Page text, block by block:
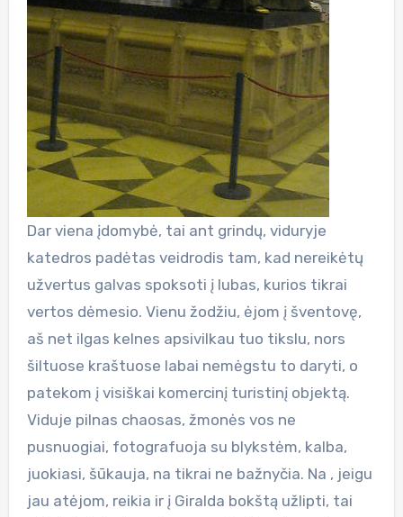
Dar viena įdomybė, tai ant grindų, viduryje
katedros padėtas veidrodis tam, kad nereikėtų
užvertus galvas spoksoti į lubas, kurios tikrai
vertos dėmesio. Vienu žodžiu, ėjom į šventovę,
aš net ilgas kelnes apsivilkau tuo tikslu, nors
šiltuose kraštuose labai nemėgstu to daryti, o
patekom į visiškai komercinį turistinį objektą.
Viduje pilnas chaosas, žmonės vos ne
pusnuogiai, fotografuoja su blykstėm, kalba,
juokiasi, šūkauja, na tikrai ne bažnyčia. Na , jeigu
jau atėjom, reikia ir į Giralda bokštą užlipti, tai